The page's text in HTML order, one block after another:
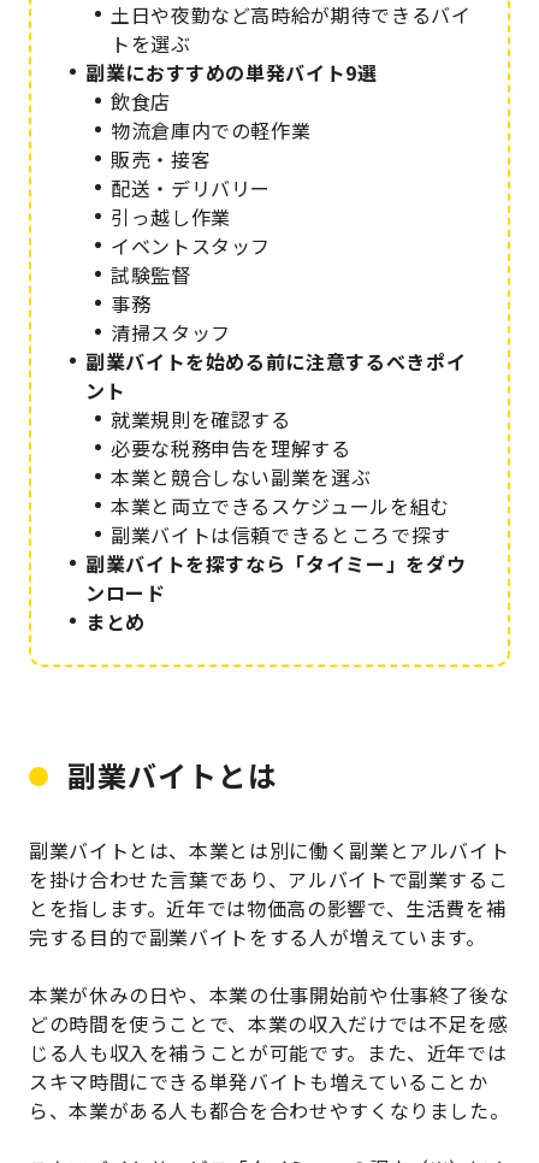
土日や夜勤など高時給が期待できるバイ
トを選ぶ
副業におすすめの単発バイト9選
飲食店
物流倉庫内での軽作業
販売・接客
配送・デリバリー
引っ越し作業
イベントスタッフ
試験監督
事務
清掃スタッフ
副業バイトを始める前に注意するべきポイ
ント
就業規則を確認する
必要な税務申告を理解する
本業と競合しない副業を選ぶ
本業と両立できるスケジュールを組む
副業バイトは信頼できるところで探す
副業バイトを探すなら「タイミー」をダウ
ンロード
まとめ
副業バイトとは
副業バイトとは、本業とは別に働く副業とアルバイト
を掛け合わせた言葉であり、アルバイトで副業するこ
とを指します。近年では物価高の影響で、生活費を補
完する目的で副業バイトをする人が増えています。
本業が休みの日や、本業の仕事開始前や仕事終了後な
どの時間を使うことで、本業の収入だけでは不足を感
じる人も収入を補うことが可能です。また、近年では
スキマ時間にできる単発バイトも増えていることか
ら、本業がある人も都合を合わせやすくなりました。